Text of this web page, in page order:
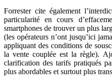
Forrester cite également
particularité en cours
smartphones de trouver un plus
(les opérateurs n’ont jusqu’ici
appliquant des conditions de
la vente couplée est la règle).
clarification des tarifs pratiqués
plus abordables et surtout plus